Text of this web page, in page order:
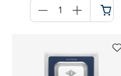
für
Warenkorb